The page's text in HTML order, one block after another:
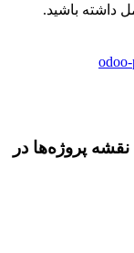
داشته باشید.
پروژه‌ها در